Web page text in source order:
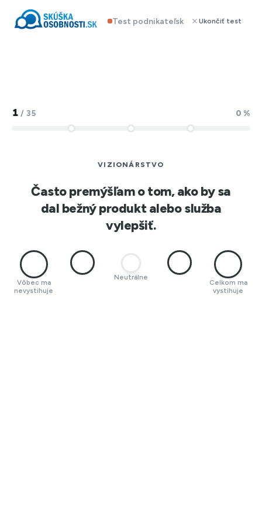
Test podnikateľského potenciálu
Ukončiť test
1 / 35 0 %
VIZIONÁRSTVO
Často premýšľam o tom, ako by sa
dal bežný produkt alebo služba
vylepšiť.
Vôbec ma
nevystihuje
Neutrálne
Celkom ma
vystihuje